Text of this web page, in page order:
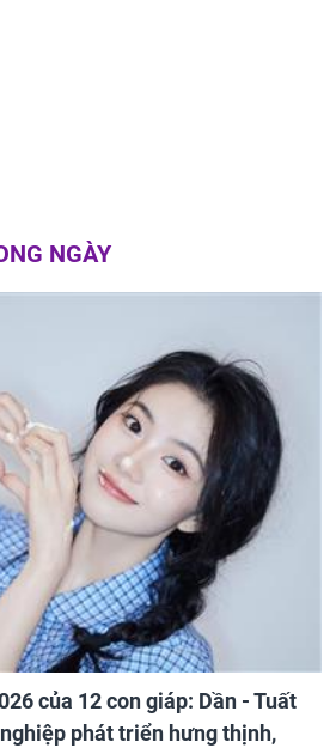
NGÀY
của 12 con giáp: Dần - Tuất
phát triển hưng thịnh,